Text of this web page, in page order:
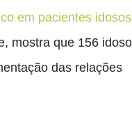
em pacientes idosos
mostra que 156
das relações